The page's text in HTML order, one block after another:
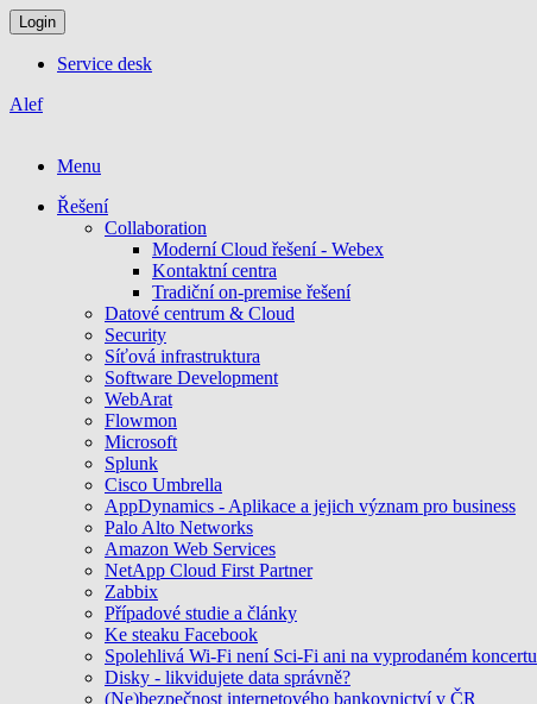
Login
Service desk
Alef
Menu
Řešení
Collaboration
Moderní Cloud řešení - Webex
Kontaktní centra
Tradiční on-premise řešení
Datové centrum & Cloud
Security
Síťová infrastruktura
Software Development
WebArat
Flowmon
Microsoft
Splunk
Cisco Umbrella
AppDynamics - Aplikace a jejich význam pro business
Palo Alto Networks
Amazon Web Services
NetApp Cloud First Partner
Zabbix
Případové studie a články
Ke steaku Facebook
Spolehlivá Wi-Fi není Sci-Fi ani na vyprodaném koncertu
Disky - likvidujete data správně?
(Ne)bezpečnost internetového bankovnictví v ČR